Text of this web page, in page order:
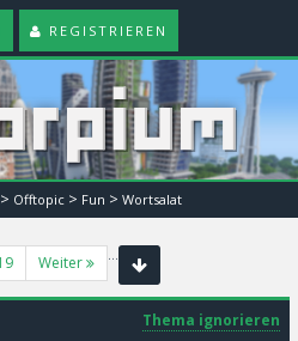
REGISTRIEREN
> Offtopic > Fun > Wortsalat
…
Weiter
Thema ignorieren